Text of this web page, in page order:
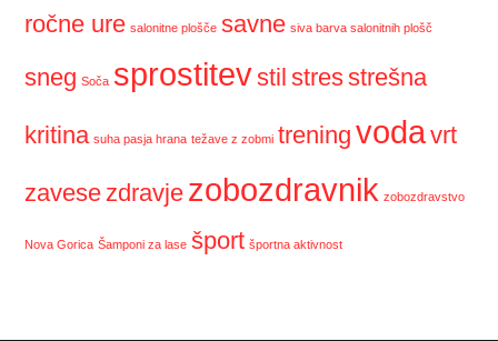
ročne ure salonitne plošče savne siva barva salonitnih plošč
sneg Soča sprostitevstil stresstrešna
kritina suha pasja hrana težave z zobmi trening vodavrt
zavese zdravje zobozdravnik zobozdravstvo
Nova Gorica Šamponi za lase šport športna aktivnost